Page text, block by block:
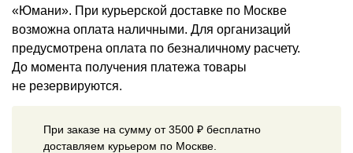
«Юмани». При курьерской доставке по Москве
возможна оплата наличными. Для организаций
предусмотрена оплата по безналичному расчету.
До момента получения платежа товары
не резервируются.
При заказе на сумму от 3500 ₽ бесплатно
доставляем курьером по Москве.